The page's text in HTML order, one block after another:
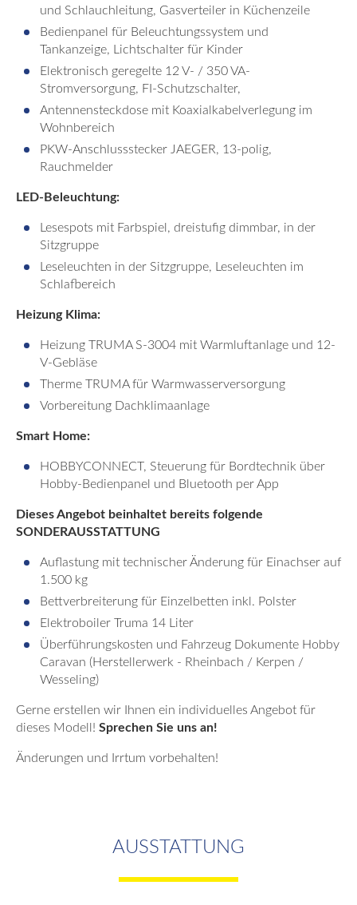
und Schlauchleitung, Gasverteiler in Küchenzeile
Bedienpanel für Beleuchtungssystem und
Tankanzeige, Lichtschalter für Kinder
Elektronisch geregelte 12 V- / 350 VA-
Stromversorgung, FI-Schutzschalter,
Antennensteckdose mit Koaxialkabelverlegung im
Wohnbereich
PKW-Anschlussstecker JAEGER, 13-polig,
Rauchmelder
LED-Beleuchtung:
Lesespots mit Farbspiel, dreistufig dimmbar, in der
Sitzgruppe
Leseleuchten in der Sitzgruppe, Leseleuchten im
Schlafbereich
Heizung Klima:
Heizung TRUMA S-3004 mit Warmluftanlage und 12-
V-Gebläse
Therme TRUMA für Warmwasserversorgung
Vorbereitung Dachklimaanlage
Smart Home:
HOBBYCONNECT, Steuerung für Bordtechnik über
Hobby-Bedienpanel und Bluetooth per App
Dieses Angebot beinhaltet bereits folgende
SONDERAUSSTATTUNG
Auflastung mit technischer Änderung für Einachser auf
1.500 kg
Bettverbreiterung für Einzelbetten inkl. Polster
Elektroboiler Truma 14 Liter
Überführungskosten und Fahrzeug Dokumente Hobby
Caravan (Herstellerwerk - Rheinbach / Kerpen /
Wesseling)
Gerne erstellen wir Ihnen ein individuelles Angebot für
dieses Modell! Sprechen Sie uns an!
Änderungen und Irrtum vorbehalten!
AUSSTATTUNG